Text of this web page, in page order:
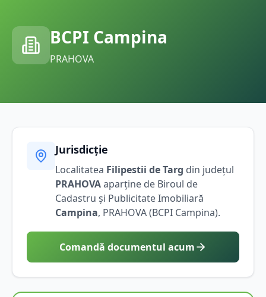
BCPI Campina
PRAHOVA
Jurisdicție
Localitatea Filipestii de Targ din județul
PRAHOVAaparține de Biroul de
Cadastru și Publicitate Imobiliară
Campina, PRAHOVA(BCPI Campina).
Comandă documentul acum